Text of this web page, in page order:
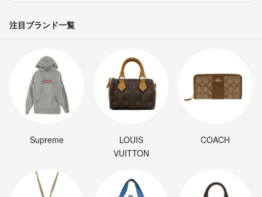
注目ブランド一覧
Supreme
LOUIS
VUITTON
COACH